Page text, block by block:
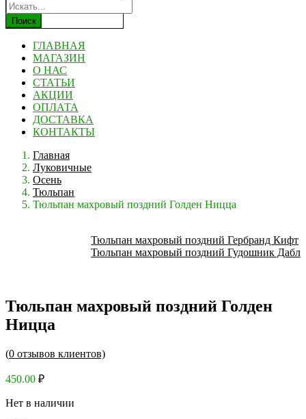
Поиск
ГЛАВНАЯ
МАГАЗИН
О НАС
СТАТЬИ
АКЦИИ
ОПЛАТА
ДОСТАВКА
КОНТАКТЫ
Главная
Луковичные
Осень
Тюльпан
Тюльпан махровый поздний Голден Ницца
Тюльпан махровый поздний Гербранд Кифт
Тюльпан махровый поздний Гудошник Дабл
Тюльпан махровый поздний Голден
Ницца
(0 отзывов клиентов)
450.00 ₽
Нет в наличии